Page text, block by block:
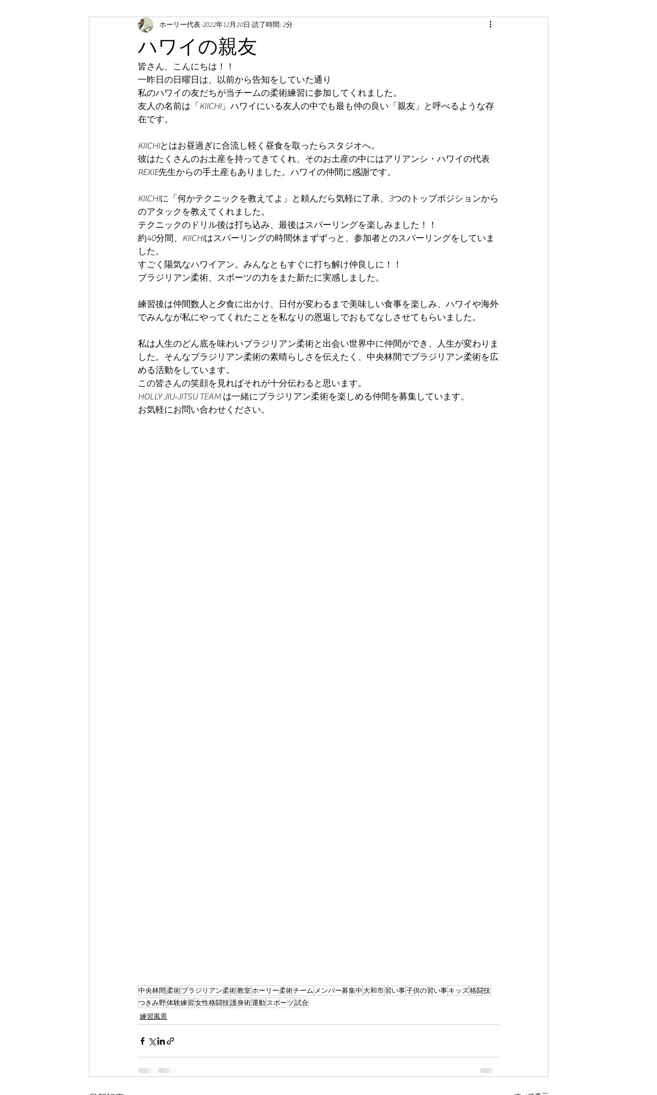
ハワイの親友
ホーリー代表 2022年12月20日 読了時間: 2分
皆さん、こんにちは！！
一昨日の日曜日は、以前から告知をしていた通り
私のハワイの友だちが当チームの柔術練習に参加してくれました。
友人の名前は「KIICHI」ハワイにいる友人の中でも最も仲の良い「親友」と呼べるような存
在です。
KIICHIとはお昼過ぎに合流し軽く昼食を取ったらスタジオへ。
彼はたくさんのお土産を持ってきてくれ、そのお土産の中にはアリアンシ・ハワイの代表
REXIE先生からの手土産もありました。ハワイの仲間に感謝です。
KIICHIに「何かテクニックを教えてよ」と頼んだら気軽に了承、3つのトップポジションから
のアタックを教えてくれました。
テクニックのドリル後は打ち込み、最後はスパーリングを楽しみました！！
約40分間、KIICHIはスパーリングの時間休まずずっと、参加者とのスパーリングをしていま
した。
すごく陽気なハワイアン。みんなともすぐに打ち解け仲良しに！！
ブラジリアン柔術、スポーツの力をまた新たに実感しました。
練習後は仲間数人と夕食に出かけ、日付が変わるまで美味しい食事を楽しみ、ハワイや海外
でみんなが私にやってくれたことを私なりの恩返しでおもてなしさせてもらいました。
私は人生のどん底を味わいブラジリアン柔術と出会い世界中に仲間ができ、人生が変わりま
した。そんなブラジリアン柔術の素晴らしさを伝えたく、中央林間でブラジリアン柔術を広
める活動をしています。
この皆さんの笑顔を見ればそれが十分伝わると思います。
HOLLY JIU-JITSU TEAM は一緒にブラジリアン柔術を楽しめる仲間を募集しています。
お気軽にお問い合わせください。
中央林間 柔術ブラジリアン柔術教室 ホーリー柔術チーム メンバー募集中 大和市習い事子供の習い事キッズ格闘技
つきみ野体験練習女性格闘技護身術運動 スポーツ試合
練習風景